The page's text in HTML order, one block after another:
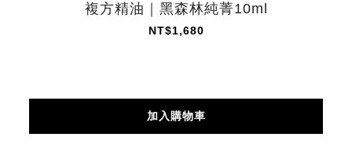
複方精油｜黑森林純菁10ml
NT$1,680
加入購物車